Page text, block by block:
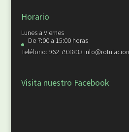
Horario
Lunes a Viernes
De 7:00 a 15:00 horas
Teléfono: 962 793 833
Visita nuestro Facebook